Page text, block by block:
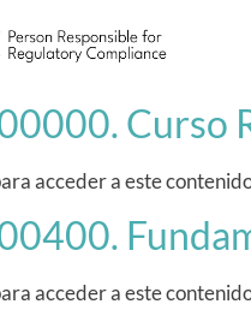
Curso
acceder a este
acceder a este